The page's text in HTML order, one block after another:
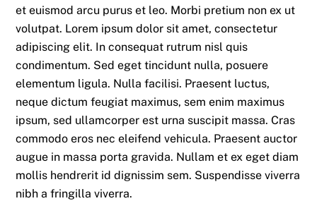
et euismod arcu purus et leo. Morbi pretium non ex ut
volutpat. Lorem ipsum dolor sit amet, consectetur
adipiscing elit. In consequat rutrum nisl quis
condimentum. Sed eget tincidunt nulla, posuere
elementum ligula. Nulla facilisi. Praesent luctus,
neque dictum feugiat maximus, sem enim maximus
ipsum, sed ullamcorper est urna suscipit massa. Cras
commodo eros nec eleifend vehicula. Praesent auctor
augue in massa porta gravida. Nullam et ex eget diam
mollis hendrerit id dignissim sem. Suspendisse viverra
nibh a fringilla viverra.